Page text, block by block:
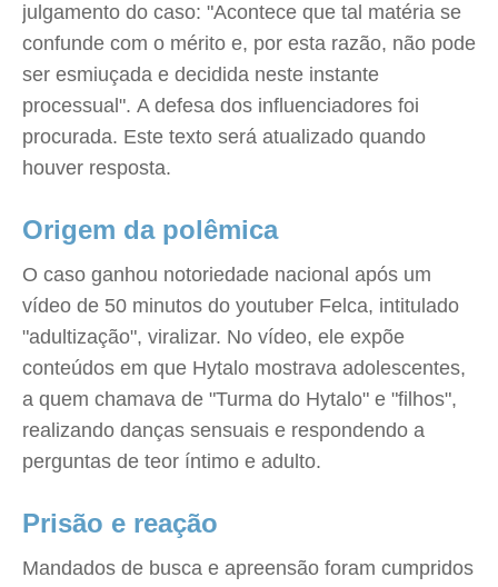
julgamento do caso: "Acontece que tal matéria se
confunde com o mérito e, por esta razão, não pode
ser esmiuçada e decidida neste instante
processual". A defesa dos influenciadores foi
procurada. Este texto será atualizado quando
houver resposta.
Origem da polêmica
O caso ganhou notoriedade nacional após um
vídeo de 50 minutos do youtuber Felca, intitulado
"adultização", viralizar. No vídeo, ele expõe
conteúdos em que Hytalo mostrava adolescentes,
a quem chamava de "Turma do Hytalo" e "filhos",
realizando danças sensuais e respondendo a
perguntas de teor íntimo e adulto.
Prisão e reação
Mandados de busca e apreensão foram cumpridos